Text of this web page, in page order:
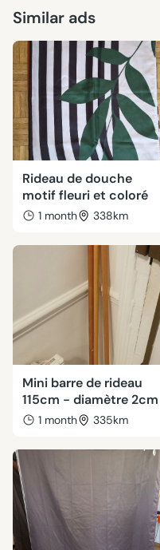
Similar ads
Rideau de douche
motif fleuri et coloré
1 month 338km
Mini barre de rideau
115cm - diamètre 2cm
1 month 335km